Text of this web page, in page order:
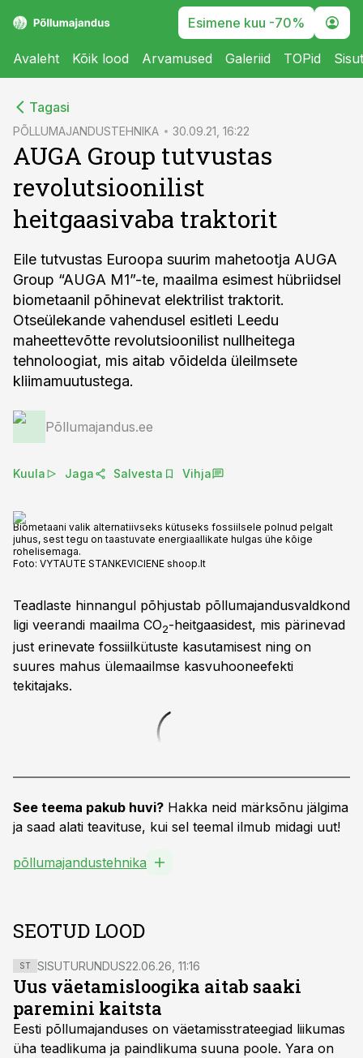
Esimene kuu -70%
Avaleht Kõik lood Arvamused Galeriid TOPid
Tagasi
PÕLLUMAJANDUSTEHNIKA 30.09.21, 16:22
AUGA Group tutvustas
revolutsioonilist
heitgaasivaba traktorit
Eile tutvustas Euroopa suurim mahetootja AUGA
Group “AUGA M1”-te, maailma esimest hübriidsel
biometaanil põhinevat elektrilist traktorit.
Otseülekande vahendusel esitleti Leedu
maheettevõtte revolutsioonilist nullheitega
tehnoloogiat, mis aitab võidelda üleilmsete
kliimamuutustega.
Põllumajandus.ee
Kuula Jaga Salvesta Vihja
Biometaani valik alternatiivseks kütuseks fossiilsele polnud pelgalt
juhus, sest tegu on taastuvate energiaallikate hulgas ühe kõige
rohelisemaga.
Foto: VYTAUTE STANKEVICIENE shoop.lt
Teadlaste hinnangul põhjustab põllumajandusvaldkond
ligi veerandi maailma CO2-heitgaasidest, mis pärinevad
just erinevate fossiilkütuste kasutamisest ning on
suures mahus ülemaailmse kasvuhooneefekti
tekitajaks.
See teema pakub huvi? Hakka neid märksõnu jälgima
ja saad alati teavituse, kui sel teemal ilmub midagi uut!
põllumajandustehnika
SEOTUD LOOD
ST SISUTURUNDUS22.06.26, 11:16
Uus väetamisloogika aitab saaki
paremini kaitsta
Eesti põllumajanduses on väetamisstrateegiad liikumas
üha teadlikuma ja paindlikuma suuna poole. Yara on